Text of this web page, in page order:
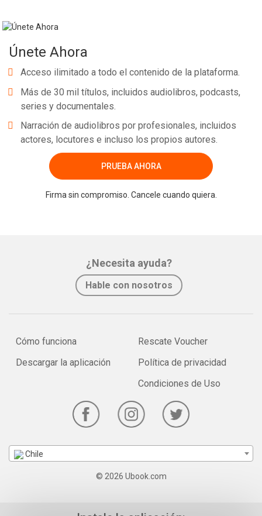
Únete Ahora
Acceso ilimitado a todo el contenido de la plataforma.
Más de 30 mil títulos, incluidos audiolibros, podcasts,
series y documentales.
Narración de audiolibros por profesionales, incluidos
actores, locutores e incluso los propios autores.
PRUEBA AHORA
Firma sin compromiso. Cancele cuando quiera.
¿Necesita ayuda?
Hable con nosotros
Cómo funciona
Descargar la aplicación
Rescate Voucher
Política de privacidad
Condiciones de Uso
Chile
© 2026 Ubook.com